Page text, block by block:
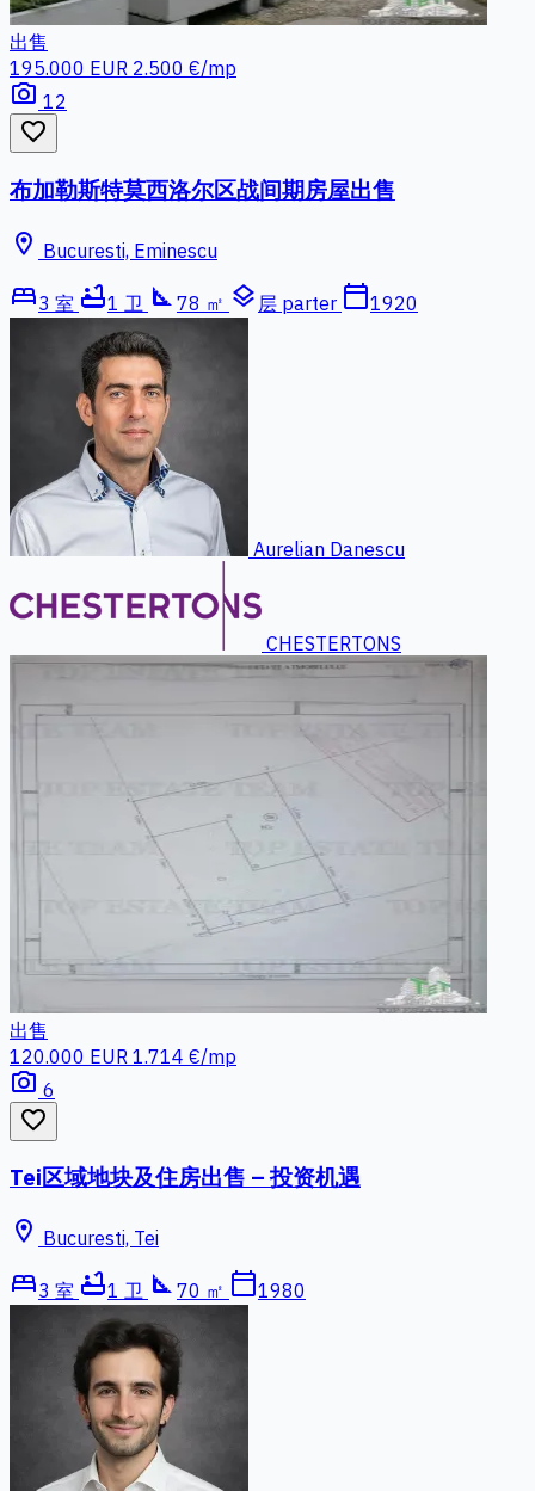
出售
195.000 EUR 2.500 €/mp
photo_camera 12
favorite_border
布加勒斯特莫西洛尔区战间期房屋出售
location_on Bucuresti, Eminescu
bed3 室 bathtub1 卫 square_foot 78 ㎡ layers 层 parter calendar_today1920
Aurelian Danescu
CHESTERTONS
出售
120.000 EUR 1.714 €/mp
photo_camera 6
favorite_border
Tei区域地块及住房出售 – 投资机遇
location_on Bucuresti, Tei
bed3 室 bathtub1 卫 square_foot 70 ㎡ calendar_today1980